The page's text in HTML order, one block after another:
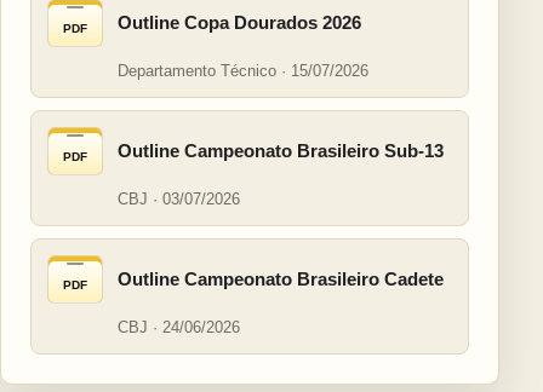
PDF Outline Copa Dourados 2026
Departamento Técnico · 15/07/2026
PDF Outline Campeonato Brasileiro Sub-13
CBJ · 03/07/2026
PDF Outline Campeonato Brasileiro Cadete
CBJ · 24/06/2026